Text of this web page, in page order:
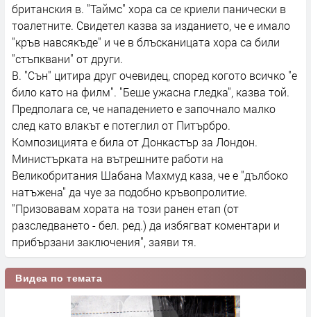
британския в. "Таймс" хора са се криели панически в
тоалетните. Свидетел казва за изданието, че е имало
"кръв навсякъде" и че в блъсканицата хора са били
"стъпквани" от други.
В. "Сън" цитира друг очевидец, според когото всичко "е
било като на филм". "Беше ужасна гледка", казва той.
Предполага се, че нападението е започнало малко
след като влакът е потеглил от Питърбро.
Композицията е била от Донкастър за Лондон.
Министърката на вътрешните работи на
Великобритания Шабана Махмуд каза, че е "дълбоко
натъжена" да чуе за подобно кръвопролитие.
"Призовавам хората на този ранен етап (от
разследването - бел. ред.) да избягват коментари и
прибързани заключения", заяви тя.
Видеа по темата